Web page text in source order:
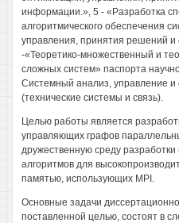
информации.», 5 - «Разработка
алгоритмического обеспечения
управления, принятия решений
-«Теоретико-множественный и
сложных систем» паспорта
Системный анализ, управление
(технические системы и связь).
Целью работы является
управляющих графов
дружественную среду
алгоритмов для
памятью, использующих MPI.
Основные задачи
поставленной целью, состоят в